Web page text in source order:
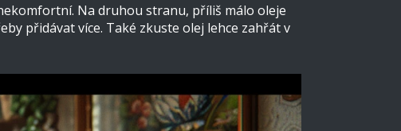
Na druhou stranu, příliš málo oleje
přidávat více. Také zkuste olej lehce zahřát v